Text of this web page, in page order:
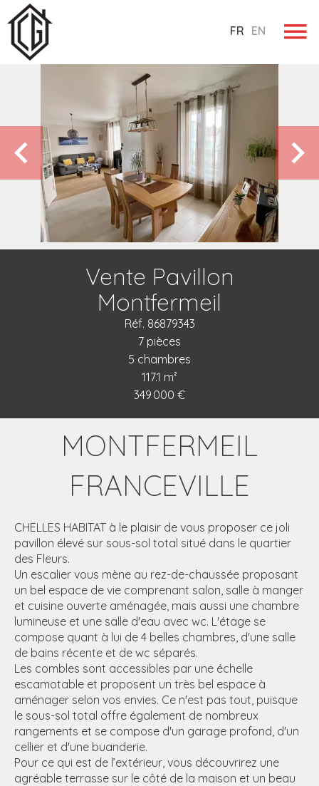
FR EN
Vente Pavillon
Montfermeil
Réf. 86879343
7 pièces
5 chambres
117.1 m²
349 000 €
MONTFERMEIL
FRANCEVILLE
CHELLES HABITAT à le plaisir de vous proposer ce joli
pavillon élevé sur sous-sol total situé dans le quartier
des Fleurs.
Un escalier vous mène au rez-de-chaussée proposant
un bel espace de vie comprenant salon, salle à manger
et cuisine ouverte aménagée, mais aussi une chambre
lumineuse et une salle d'eau avec wc. L'étage se
compose quant à lui de 4 belles chambres, d'une salle
de bains récente et de wc séparés.
Les combles sont accessibles par une échelle
escamotable et proposent un très bel espace à
aménager selon vos envies. Ce n'est pas tout, puisque
le sous-sol total offre également de nombreux
rangements et se compose d'un garage profond, d'un
cellier et d'une buanderie.
Pour ce qui est de l’extérieur, vous découvrirez une
agréable terrasse sur le côté de la maison et un beau